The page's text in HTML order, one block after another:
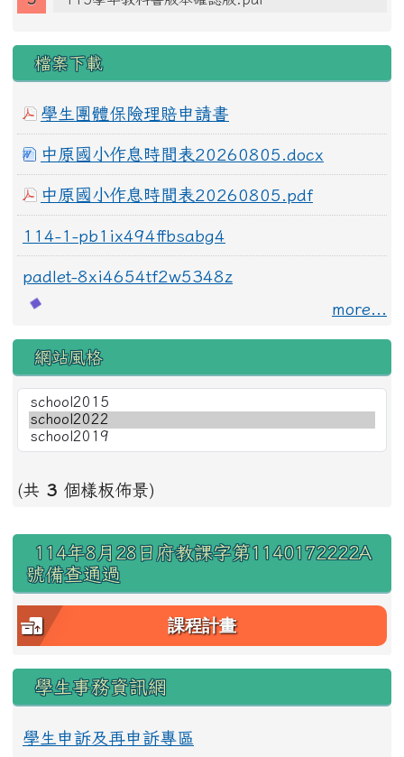
檔案下載
學生團體保險理賠申請書
中原國小作息時間表20260805.docx
中原國小作息時間表20260805.pdf
114-1-pb1ix494ffbsabg4
padlet-8xi4654tf2w5348z
more...
網站風格
(共 3 個樣板佈景)
右邊區域內容
114年8月28日府教課字第1140172222A
號備查通過
課程計畫
學生事務資訊網
學生申訴及再申訴專區